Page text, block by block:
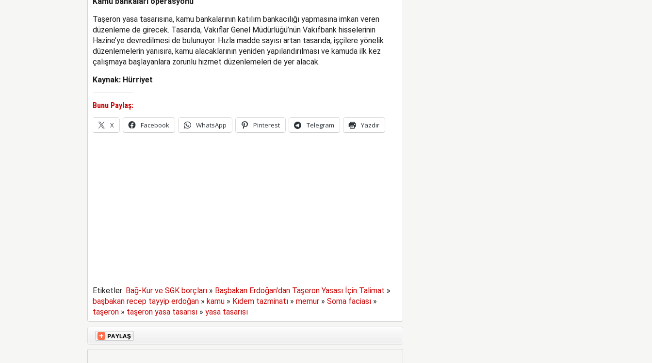
Taşeron yasa tasarısına, kamu bankalarının katılım bankacılığı yapmasına imkan veren
düzenleme de girecek. Tasarıda, Vakıflar Genel Müdürlüğü’nün Vakıfbank hisselerinin
Hazine’ye devredilmesi de bulunuyor. Hızla madde sayısı artan tasarıda, işçilere yönelik
düzenlemelerin yanısıra, kamu alacaklarının yeniden yapılandırılması ve kamuda ilk kez
çalışmaya başlayanlara zorunlu hizmet düzenlemeleri de yer alacak.
Kaynak: Hürriyet
Bunu Paylaş:
X Facebook WhatsApp Pinterest Telegram Yazdır
Etiketler: Bağ-Kur ve SGK borçları» Başbakan Erdoğan'dan Taşeron Yasası İçin Talimat »
başbakan recep tayyip erdoğan» kamu» Kıdem tazminatı» memur» Soma faciası»
taşeron» taşeron yasa tasarısı» yasa tasarısı